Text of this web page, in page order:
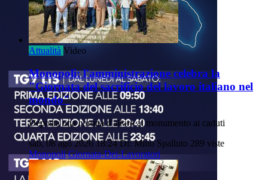
Attualità Video
Monopoli: l'amministrazione celebra la
"Giornata del sacrificio del lavoro italiano nel
mondo"
Deposta una corona d'alloro al monumento ai caduti
sab, 08 ago 2026 18:24 Di: Mino Spalluto 289 viste
Monopoli Giornata-Dei-Lavoratori